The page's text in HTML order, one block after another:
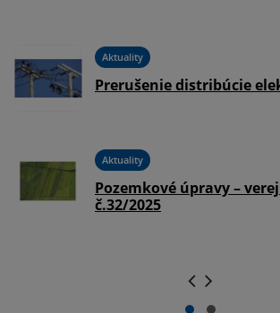
Aktuality
Prerušenie distribúcie
Aktuality
Pozemkové úpravy –
č.32/2025